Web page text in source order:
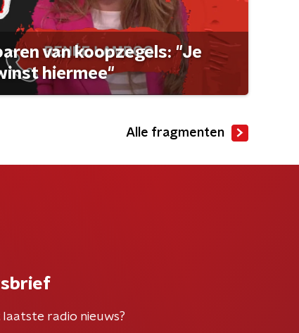
van koopzegels: "Je
hiermee"
Alle fragmenten
radio nieuws?